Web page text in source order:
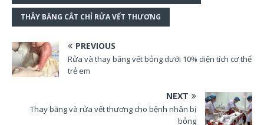
THÂY BĂNG CẮT CHỈ RỬA VẾT THƯƠNG
PREVIOUS
Rửa và thay băng vết bỏng dưới 10% diện tích cơ thể
trẻ em
NEXT
Thay băng và rửa vết thương cho bệnh nhân bị
bỏng